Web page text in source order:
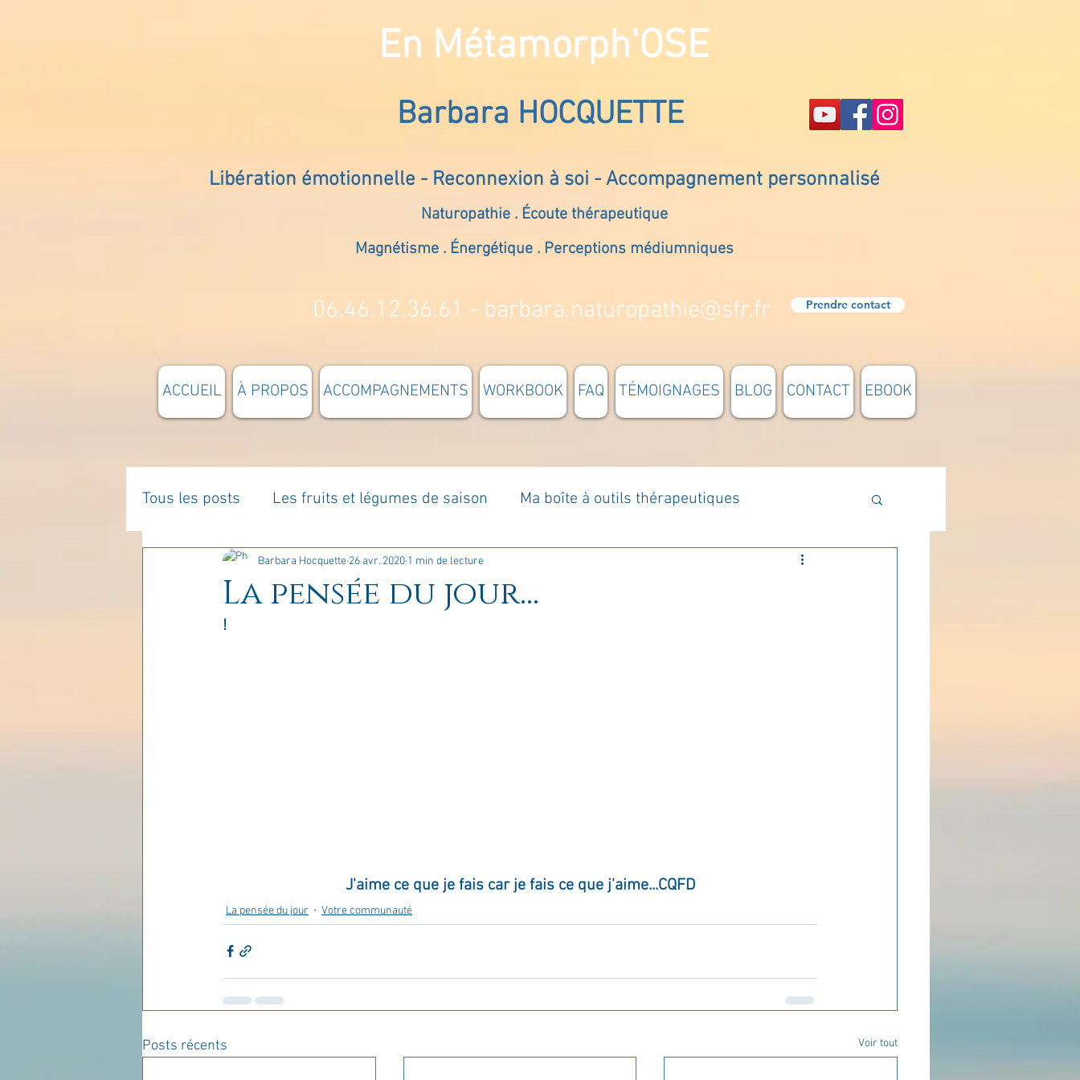
En Métamorph'OSE
Barbara HOCQUETTE
Libération émotionnelle - Reconnexion à soi - Accompagnement personnalisé
Naturopathie . Écoute thérapeutique
Magnétisme . Énergétique . Perceptions médiumniques
06.46.12.36.61 - barbara.naturopathie@sfr.fr Prendre contact
ACCUEIL À PROPOS ACCOMPAGNEMENTS WORKBOOK FAQ TÉMOIGNAGES BLOG CONTACT EBOOK
Tous les posts Les fruits et légumes de saison Ma boîte à outils thérapeutiques
La parentalité De vous à moi... Rome : voyage Méthodologie
Enseignements
La pensée du jour...
Barbara Hocquette 26 avr. 2020 1 min de lecture
!
J'aime ce que je fais car je fais ce que j'aime...CQFD
La pensée du jour Votre communauté
Posts récents Voir tout